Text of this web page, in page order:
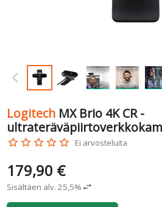
Logitech MX Brio 4K CR -
star_border star_border star_border star_border star_border Ei arvosteluita
179,90 €
Sisältäen alv. 25,5%swap_horiz